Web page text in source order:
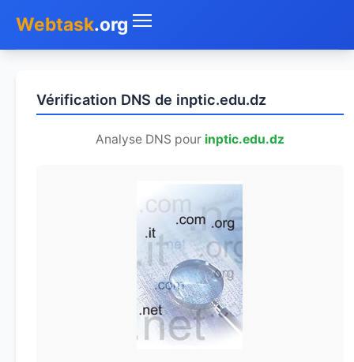
Webtask.org
Whois
Vérification DNS de inptic.edu.dz
Analyse DNS pour inptic.edu.dz